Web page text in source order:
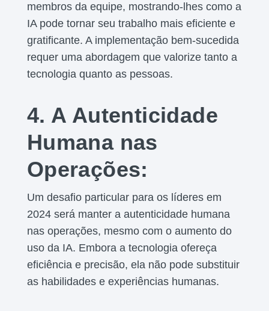
membros da equipe, mostrando-lhes como a
IA pode tornar seu trabalho mais eficiente e
gratificante. A implementação bem-sucedida
requer uma abordagem que valorize tanto a
tecnologia quanto as pessoas.
4. A Autenticidade
Humana nas
Operações:
Um desafio particular para os líderes em
2024 será manter a autenticidade humana
nas operações, mesmo com o aumento do
uso da IA. Embora a tecnologia ofereça
eficiência e precisão, ela não pode substituir
as habilidades e experiências humanas.